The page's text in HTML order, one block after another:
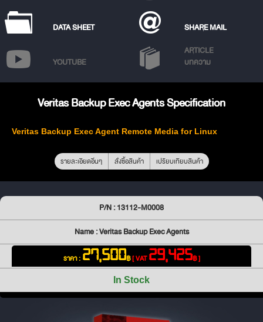
DATA SHEET SHARE MAIL
YOUTUBE
ARTICLE
บทความ
Veritas Backup Exec Agents Specification
Veritas Backup Exec Agent Remote Media for Linux
รายละเอียดอื่นๆ สั่งซื้อสินค้า เปรียบเทียบสินค้า
P/N : 13112-M0008
Name : Veritas Backup Exec Agents
ราคา : 27,500฿[ VAT29,425฿ ]
In Stock